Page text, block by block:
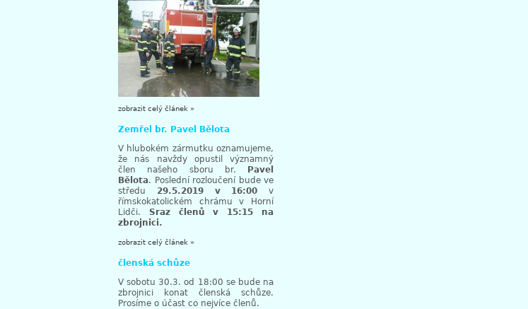
zobrazit celý článek »
Zemřel br. Pavel Bělota
V hlubokém zármutku oznamujeme,
že nás navždy opustil významný
člen našeho sboru br.
Pavel
Bělota. Poslední rozloučení bude ve
středu 29.5.2019 v 16:00 v
římskokatolickém chrámu v Horní
Lidči. Sraz členů v 15:15 na
zbrojnici.
zobrazit celý článek »
členská schůze
V sobotu 30.3. od 18:00 se bude na
zbrojnici konat členská schůze.
Prosíme o účast co nejvíce členů.